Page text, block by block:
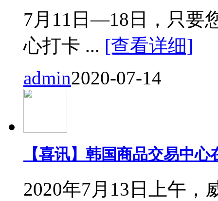
7月11日—18日，只要
心打卡 ... [查看详细]
admin2020-07-14
【喜讯】韩国商品交易中
2020年7月13日上午，